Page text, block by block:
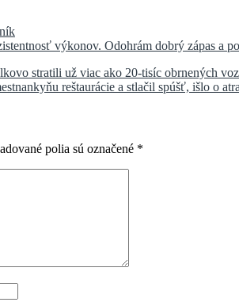
výkonov. Odohrám dobrý zápas a
stratili už viac ako 20-tisíc obrnených
reštaurácie a stlačil spúšť, išlo o
polia sú označené *